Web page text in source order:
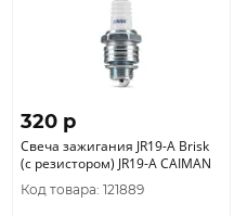
320 p
Свеча зажигания JR19-A Brisk
(с резистором) JR19-A CAIMAN
Код товара: 121889